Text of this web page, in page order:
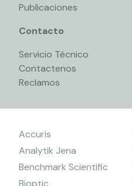
Publicaciones
Contacto
Servicio Técnico
Contactenos
Reclamos
Accuris
Analytik Jena
Benchmark Scientific
Bioptic